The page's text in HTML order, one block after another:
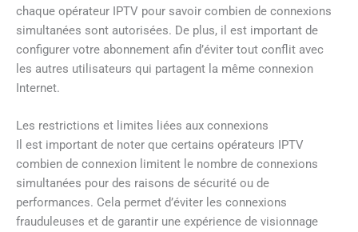
chaque opérateur IPTV pour savoir combien de connexions
simultanées sont autorisées. De plus, il est important de
configurer votre abonnement afin d’éviter tout conflit avec
les autres utilisateurs qui partagent la même connexion
Internet.
Les restrictions et limites liées aux connexions
Il est important de noter que certains opérateurs IPTV
combien de connexion limitent le nombre de connexions
simultanées pour des raisons de sécurité ou de
performances. Cela permet d’éviter les connexions
frauduleuses et de garantir une expérience de visionnage